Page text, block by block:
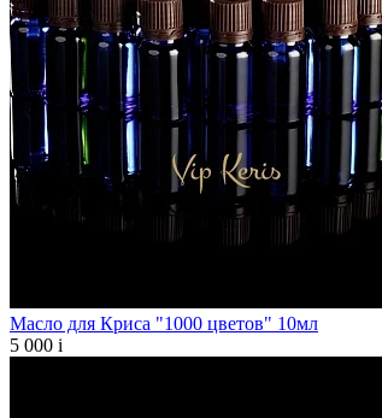
Масло для Криса "1000 цветов" 10мл
5 000 i